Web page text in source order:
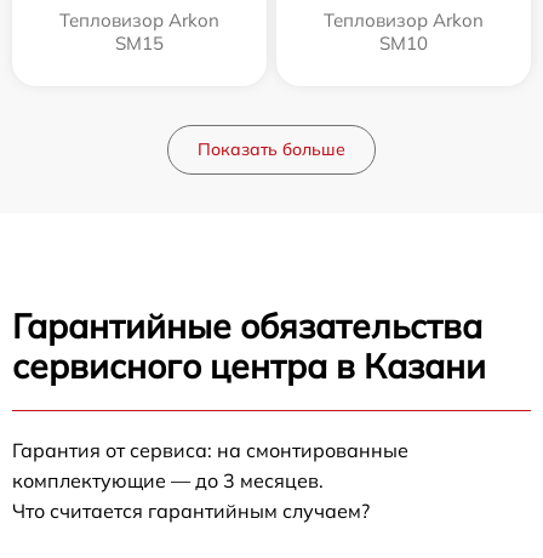
Тепловизор Arkon
SM15
Тепловизор Arkon
SM10
Показать больше
Гарантийные обязательства
сервисного центра в Казани
Гарантия от сервиса: на смонтированные
комплектующие — до 3 месяцев.
Что считается гарантийным случаем?